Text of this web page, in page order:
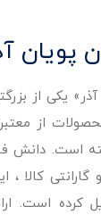
پویان
آذر» یکی از
است. دانش فنی
کالا ،
کرده است.